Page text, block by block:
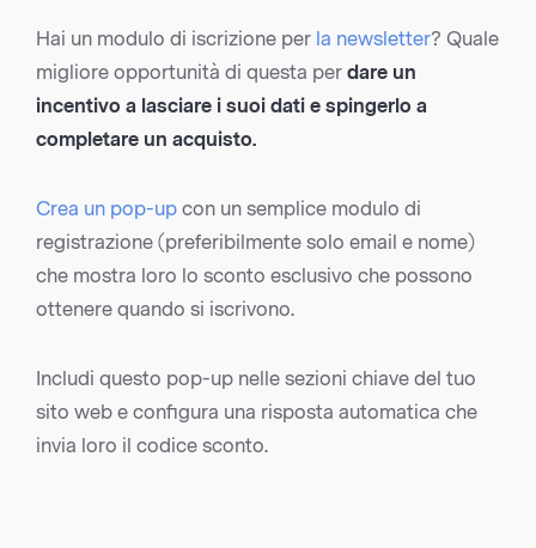
Hai un modulo di iscrizione per la newsletter? Quale
migliore opportunità di questa per dare un
incentivo a lasciare i suoi dati e spingerlo a
completare un acquisto.
Crea un pop-up con un semplice modulo di
registrazione (preferibilmente solo email e nome)
che mostra loro lo sconto esclusivo che possono
ottenere quando si iscrivono.
Includi questo pop-up nelle sezioni chiave del tuo
sito web e configura una risposta automatica che
invia loro il codice sconto.